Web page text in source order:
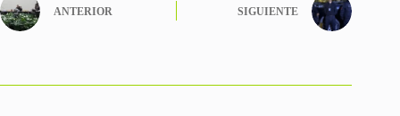
ANTERIOR SIGUIENTE